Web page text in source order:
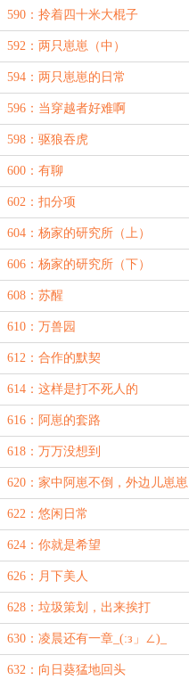
590：拎着四十米大棍子
592：两只崽崽（中）
594：两只崽崽的日常
596：当穿越者好难啊
598：驱狼吞虎
600：有聊
602：扣分项
604：杨家的研究所（上）
606：杨家的研究所（下）
608：苏醒
610：万兽园
612：合作的默契
614：这样是打不死人的
616：阿崽的套路
618：万万没想到
620：家中阿崽不倒，外边儿崽崽
飘飘
622：悠闲日常
624：你就是希望
626：月下美人
628：垃圾策划，出来挨打
630：凌晨还有一章_(:з」∠)_
632：向日葵猛地回头